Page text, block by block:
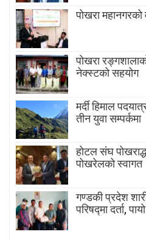
पोखरा महानगरको
पोखरा
नेक्स्टको सहयोग
मर्दी हिमाल
तीन युवा सम्पर्कमा
होटल संघ
पोखरेलको स्वागत
गण्डकी प्रदेश
परिषद्मा दर्ता,